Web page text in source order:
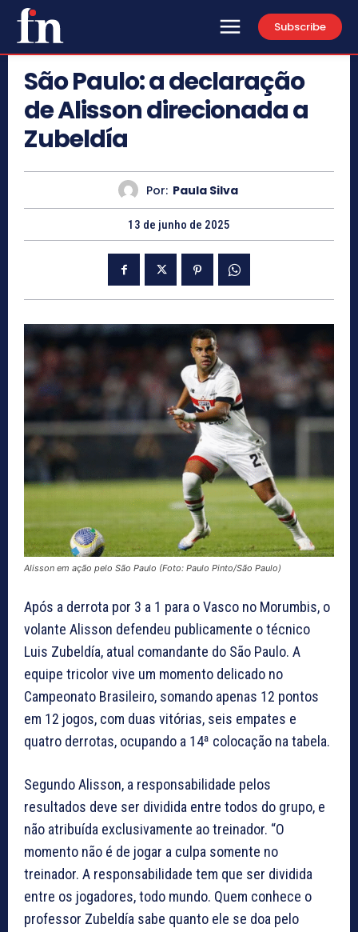
Subscribe
São Paulo: a declaração
de Alisson direcionada a
Zubeldía
Por: Paula Silva
13 de junho de 2025
Alisson em ação pelo São Paulo (Foto: Paulo Pinto/São Paulo)
Após a derrota por 3 a 1 para o Vasco no Morumbis, o
volante Alisson defendeu publicamente o técnico
Luis Zubeldía, atual comandante do São Paulo. A
equipe tricolor vive um momento delicado no
Campeonato Brasileiro, somando apenas 12 pontos
em 12 jogos, com duas vitórias, seis empates e
quatro derrotas, ocupando a 14ª colocação na tabela.
Segundo Alisson, a responsabilidade pelos
resultados deve ser dividida entre todos do grupo, e
não atribuída exclusivamente ao treinador. “O
momento não é de jogar a culpa somente no
treinador. A responsabilidade tem que ser dividida
entre os jogadores, todo mundo. Quem conhece o
professor Zubeldía sabe quanto ele se doa pelo